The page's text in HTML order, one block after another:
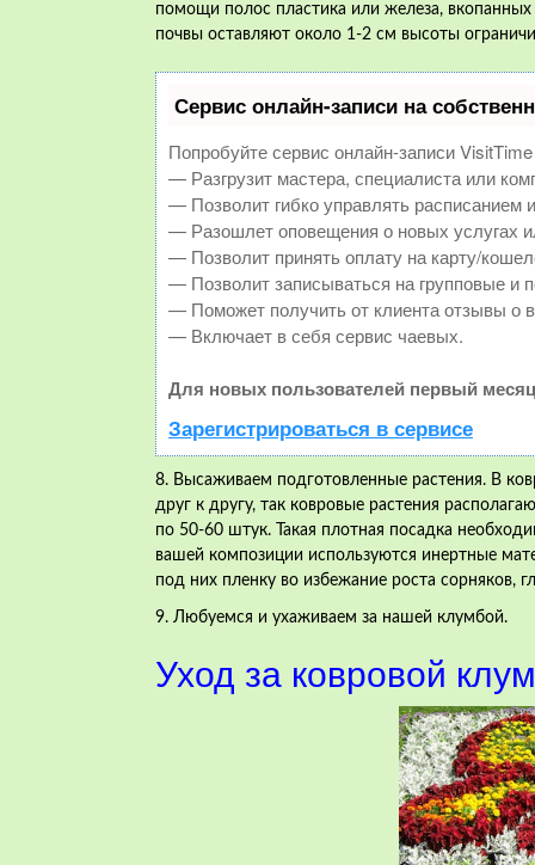
помощи полос пластика или железа,
почвы оставляют около 1-2 см высоты
Сервис онлайн-записи на
Попробуйте сервис онлайн-записи
— Разгрузит мастера, специалиста или
— Позволит гибко управлять расписанием и
— Разошлет оповещения о новых услугах
— Позволит принять оплату на карту/
— Позволит записываться на групповые и
— Поможет получить от клиента отзывы о
— Включает в себя сервис чаевых.
Для новых пользователей первый
Зарегистрироваться в сервисе
8. Высаживаем подготовленные растения. В
друг к другу, так ковровые растения
по 50-60 штук. Такая плотная посадка
вашей композиции используются инертные
под них пленку во избежание роста сорняков,
9. Любуемся и ухаживаем за нашей клумбой.
Уход за ковровой